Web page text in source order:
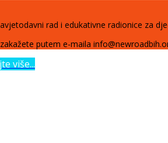
rad i edukativne radionice za
putem e-maila
više...